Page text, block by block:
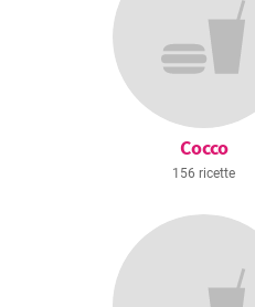
Cocco
156 ricette